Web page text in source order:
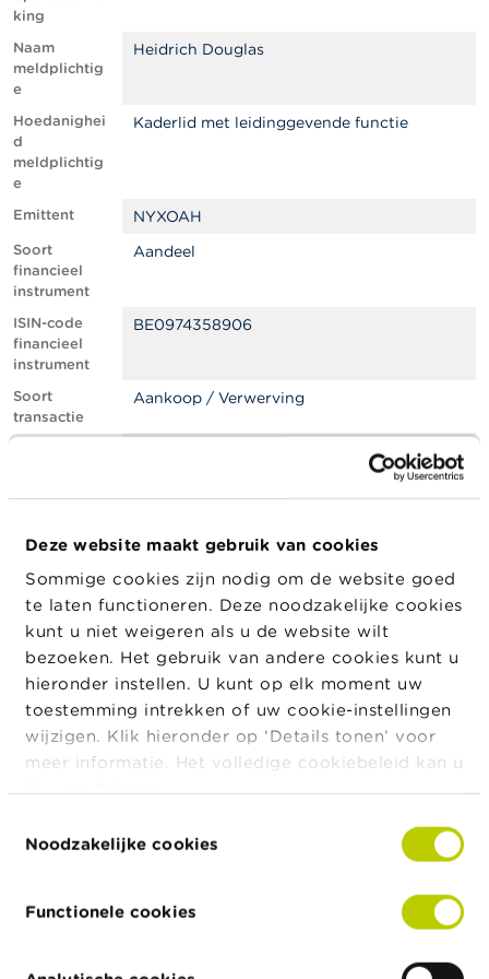
Deze website maakt gebruik van cookies
Sommige cookies zijn nodig om de website goed
te laten functioneren. Deze noodzakelijke cookies
kunt u niet weigeren als u de website wilt
bezoeken. Het gebruik van andere cookies kunt u
hieronder instellen. U kunt op elk moment uw
toestemming intrekken of uw cookie-instellingen
wijzigen. Klik hieronder op ‘Details tonen’ voor
meer informatie. Het volledige cookiebeleid kan u
Noodzakelijke cookies
Functionele cookies
e
n
O
v
e
r
d
e
F
M
A
N
i
e
w
s
&
a
h
u
n
g
n
o
o
n
king
Naam
meldplichtig
e
Heidrich Douglas
Hoedanighei
d
meldplichtig
e
Kaderlid met leidinggevende functie
Emittent NYXOAH
Soort
financieel
instrument
Aandeel
ISIN-code
financieel
instrument
BE0974358906
Soort
transactie
Aankoop / Verwerving
um
Munt USD
Aantal
financiële
instrumenten
18.873
Prijs 5,11
Totaal
bedrag
96.443,10
Transaction
Transaction
Transaction
18000 92340.00
4103.10